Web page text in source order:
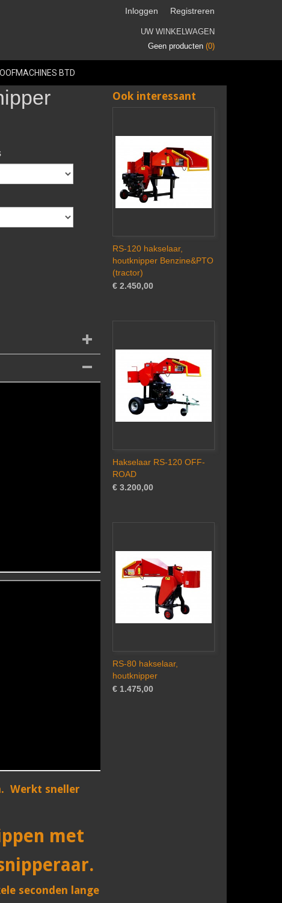
Inloggen Registreren
UW WINKELWAGEN
Geen producten (0)
BTD
Werkt sneller
met
seconden lange
Ook interessant
RS-120 hakselaar,
houtknipper Benzine&PTO
(tractor)
€ 2.450,00
Hakselaar RS-120 OFF-
ROAD
€ 3.200,00
RS-80 hakselaar,
houtknipper
€ 1.475,00